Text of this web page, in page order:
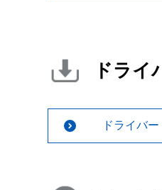
ドライ
ドライバ